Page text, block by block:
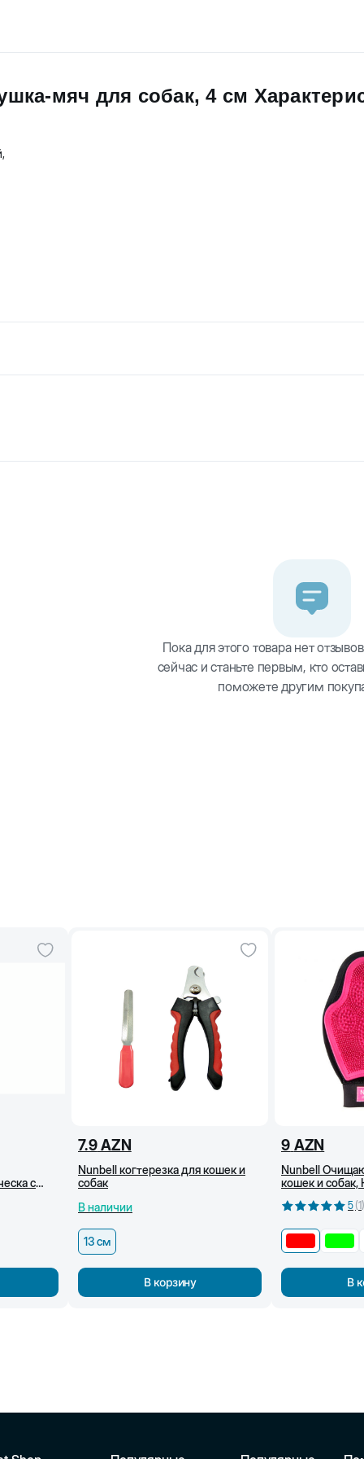
мяч для собак, 4 см
Пока для этого товара нет
сейчас и станьте первым, кто
поможете другим
с
7.9 AZN
Nunbell когтерезка для кошек и
собак
В наличии
13 см
В корзину
9 AZN
Nunbell
кошек и собак,
5 (1)
В